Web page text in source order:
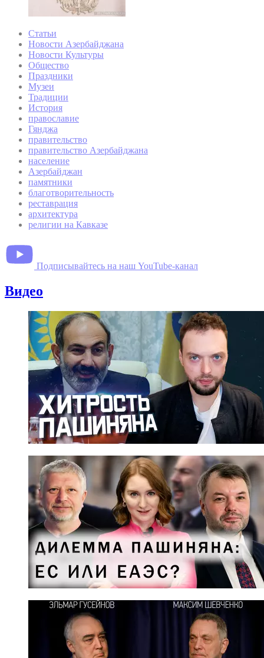
Статьи
Новости Азербайджана
Новости Культуры
Общество
Праздники
Музеи
Традиции
История
православие
Гянджа
правительство
правительство Азербайджана
население
Азербайджан
памятники
благотворительность
реставрация
архитектура
религии на Кавказе
Подписывайтесь на наш YouTube-канал
Видео